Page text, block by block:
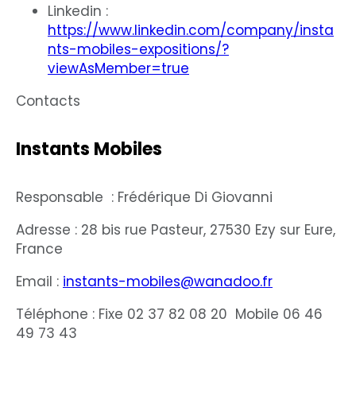
Linkedin :
https://www.linkedin.com/company/insta
nts-mobiles-expositions/?
viewAsMember=true
Contacts
Instants Mobiles
Responsable : Frédérique Di Giovanni
Adresse : 28 bis rue Pasteur, 27530 Ezy sur Eure,
France
Email : instants-mobiles@wanadoo.fr
Téléphone : Fixe 02 37 82 08 20 Mobile 06 46
49 73 43